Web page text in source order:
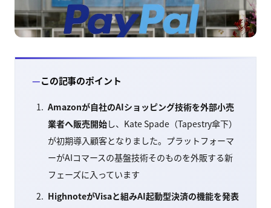
この記事のポイント
Amazonが自社のAIショッピング技術を外部小売
業者へ販売開始し、Kate Spade（Tapestry傘下）
が初期導入顧客となりました。プラットフォーマ
ーがAIコマースの基盤技術そのものを外販する新
フェーズに入っています
HighnoteがVisaと組みAI起動型決済の機能を発表